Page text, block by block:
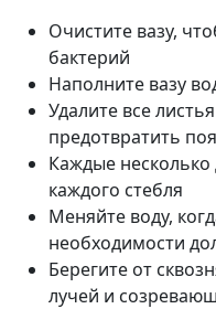
Очистите вазу,
бактерий
Наполните вазу
Удалите все
предотвратить
Каждые несколько
каждого стебля
Меняйте воду,
необходимости
Берегите от
лучей и